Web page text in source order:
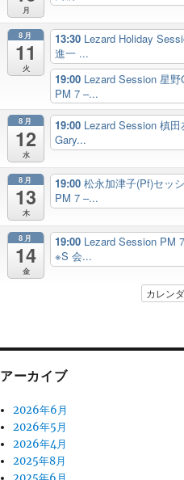
月
8月
11
火
13:30 Lezard Holiday
進一 ...
19:00 Lezard Session 星野
PM 7 –...
8月
12
水
19:00 Lezard Session 槙田
Gary...
8月
13
木
19:00松永加津子(Pf)セッ
PM 7 –...
8月
14
金
19:00 Lezard Session PM
※S 会...
カレン
アーカイブ
2026年6月
2026年5月
2026年4月
2025年8月